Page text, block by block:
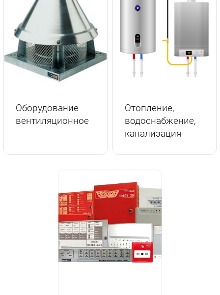
Оборудование
вентиляционное
Отопление,
водоснабжение,
канализация